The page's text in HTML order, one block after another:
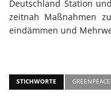
Deutschland Station
zeitnah Maßnahmen
eindämmen und
STICHWORTE GREENPEACE